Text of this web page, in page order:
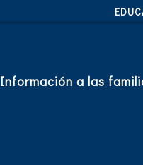
Información a las